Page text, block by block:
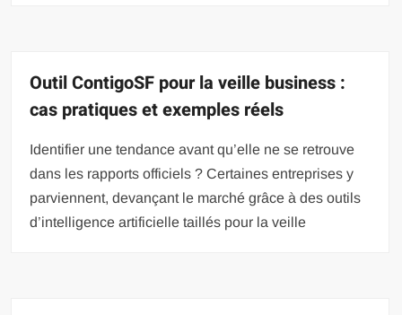
Outil ContigoSF pour la veille business :
cas pratiques et exemples réels
Identifier une tendance avant qu’elle ne se retrouve
dans les rapports officiels ? Certaines entreprises y
parviennent, devançant le marché grâce à des outils
d’intelligence artificielle taillés pour la veille